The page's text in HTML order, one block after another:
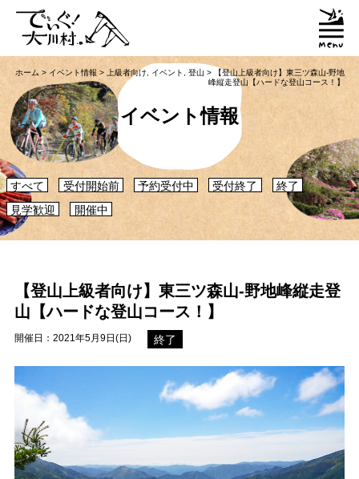
ホーム > イベント情報 > 上級者向け イベント ,登山 >
【登山上級者向け】東三ツ森山‐野地
峰縦走登山【ハードな登山コース！】
イベント情報
すべて 受付開始前 予約受付中 受付終了
終了
見学歓迎
開催中
【登山上級者向け】東三ツ森山‐野地峰縦走登
山【ハードな登山コース！】
開催日：2021年5月9日(日) 終了